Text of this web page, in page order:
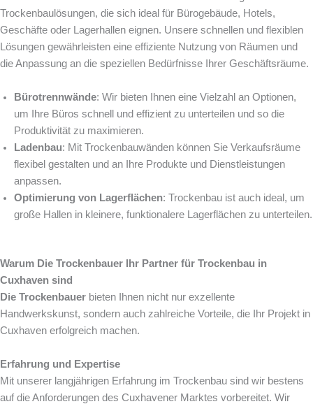
Trockenbaulösungen, die sich ideal für Bürogebäude, Hotels,
Geschäfte oder Lagerhallen eignen. Unsere schnellen und flexiblen
Lösungen gewährleisten eine effiziente Nutzung von Räumen und
die Anpassung an die speziellen Bedürfnisse Ihrer Geschäftsräume.
Bürotrennwände: Wir bieten Ihnen eine Vielzahl an Optionen,
um Ihre Büros schnell und effizient zu unterteilen und so die
Produktivität zu maximieren.
Ladenbau: Mit Trockenbauwänden können Sie Verkaufsräume
flexibel gestalten und an Ihre Produkte und Dienstleistungen
anpassen.
Optimierung von Lagerflächen: Trockenbau ist auch ideal, um
große Hallen in kleinere, funktionalere Lagerflächen zu unterteilen.
Warum Die Trockenbauer Ihr Partner für Trockenbau in
Cuxhaven sind
Die Trockenbauer bieten Ihnen nicht nur exzellente
Handwerkskunst, sondern auch zahlreiche Vorteile, die Ihr Projekt in
Cuxhaven erfolgreich machen.
Erfahrung und Expertise
Mit unserer langjährigen Erfahrung im Trockenbau sind wir bestens
auf die Anforderungen des Cuxhavener Marktes vorbereitet. Wir